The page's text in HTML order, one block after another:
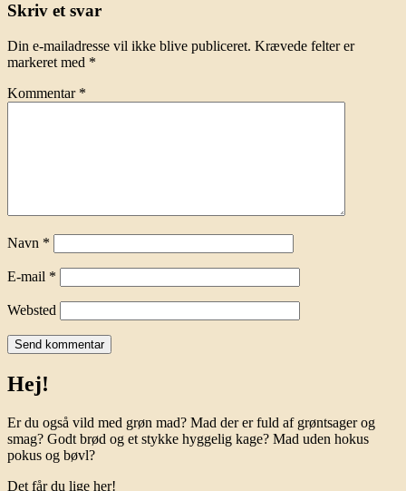
Skriv et svar
Din e-mailadresse vil ikke blive publiceret. Krævede felter er
markeret med *
Kommentar *
Navn *
E-mail *
Websted
Hej!
Er du også vild med grøn mad? Mad der er fuld af grøntsager og
smag? Godt brød og et stykke hyggelig kage? Mad uden hokus
pokus og bøvl?
Det får du lige her!